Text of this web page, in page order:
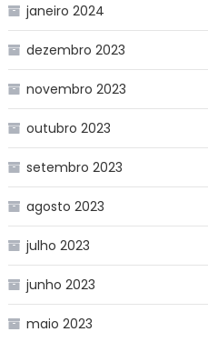
janeiro 2024
dezembro 2023
novembro 2023
outubro 2023
setembro 2023
agosto 2023
julho 2023
junho 2023
maio 2023